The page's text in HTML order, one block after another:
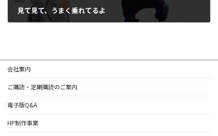
見て見て、うまく乗れてるよ
会社案内
ご購読・定期購読のご案内
電子版Q&A
HP制作事業